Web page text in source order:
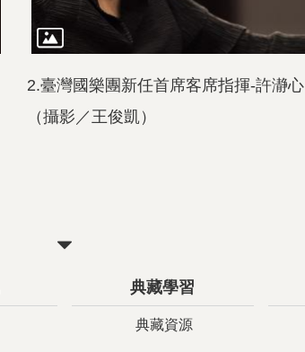
2.臺灣國樂團新任首席客席指揮-許瀞心
（攝影／王俊凱）
典藏學習
典藏資源